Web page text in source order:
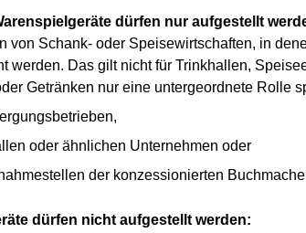
dürfen nur aufgestellt
von Schank- oder Speisewirtschaften, in
werden. Das gilt nicht für Trinkhallen,
Getränken nur eine untergeordnete Rolle
oder ähnlichen Unternehmen oder
der konzessionierten
dürfen nicht aufgestellt werden: